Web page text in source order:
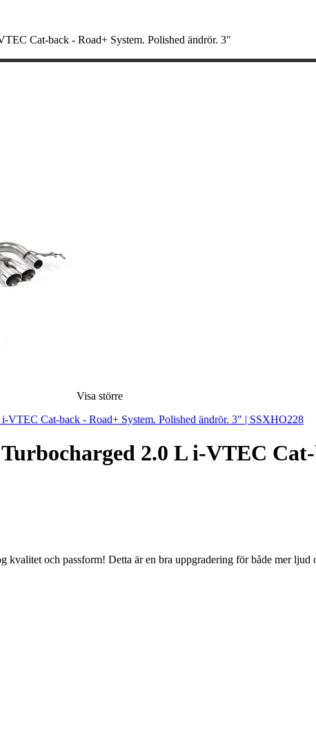
Cat-back - Road+ System. Polished ändrör. 3"
Visa större
2.0 L i-VTEC
och passform! Detta är en bra uppgradering för både mer